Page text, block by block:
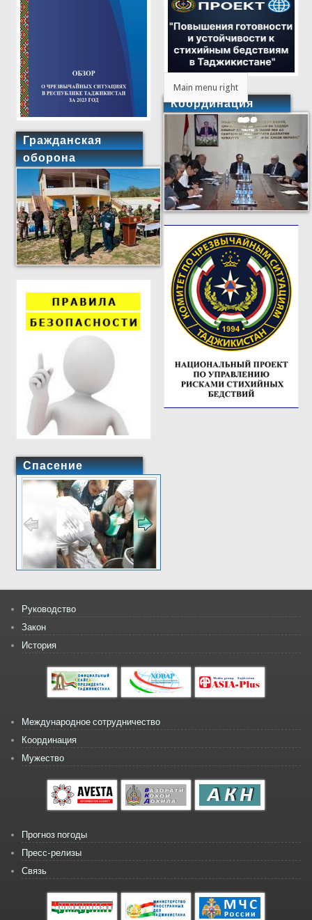
Гражданская
оборона
Спасение
Main menu right
Координация
Руководство
Закон
История
Международное сотрудничество
Координация
Мужество
Прогноз погоды
Пресс-релизы
Связь